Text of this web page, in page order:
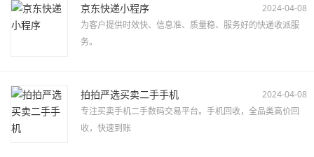
京东快递小程序
2024-04-08
为客户提供时效快、信息准、质量稳、服务好的快递收派服
务。
拍拍严选买卖二手手机
2024-04-08
专注买卖手机二手数码交易平台。手机回收，全品类高价回
收，快速到账